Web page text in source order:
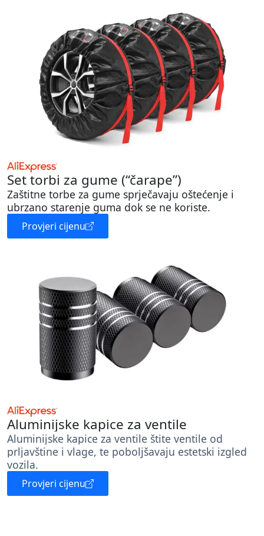
Set torbi za gume (“čarape”)
Zaštitne torbe za gume sprječavaju oštećenje i
ubrzano starenje guma dok se ne koriste.
Provjeri cijenu
Aluminijske kapice za ventile
Aluminijske kapice za ventile štite ventile od
prljavštine i vlage, te poboljšavaju estetski izgled
vozila.
Provjeri cijenu